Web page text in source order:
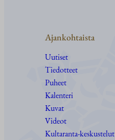
Ajankohtaista
Uutiset
Tiedotteet
Puheet
Kalenteri
Kuvat
Videot
Kultaranta-keskustelut